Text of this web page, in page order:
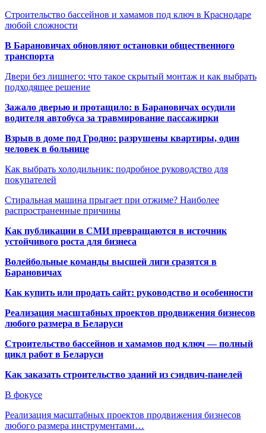
Строительство бассейнов и хамамов под ключ в Краснодаре
любой сложности
В Барановичах обновляют остановки общественного
транспорта
Двери без лишнего: что такое скрытый монтаж и как выбрать
подходящее решение
Зажало дверью и протащило: в Барановичах осудили
водителя автобуса за травмирование пассажирки
Взрыв в доме под Гродно: разрушены квартиры, один
человек в больнице
Как выбрать холодильник: подробное руководство для
покупателей
Стиральная машина прыгает при отжиме? Наиболее
распространенные причины
Как публикации в СМИ превращаются в источник
устойчивого роста для бизнеса
Волейбольные команды высшей лиги сразятся в
Барановичах
Как купить или продать сайт: руководство и особенности
Реализация масштабных проектов продвижения бизнесов
любого размера в Беларуси
Строительство бассейнов и хамамов под ключ — полный
цикл работ в Беларуси
Как заказать строительство зданий из сэндвич-панелей
В фокусе
Реализация масштабных проектов продвижения бизнесов
любого размера инструментами…